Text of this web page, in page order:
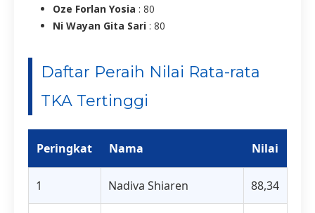
Oze Forlan Yosia : 80
Ni Wayan Gita Sari : 80
Daftar Peraih Nilai Rata-rata
TKA Tertinggi
Peringkat Nama Nilai
1 Nadiva Shiaren 88,34